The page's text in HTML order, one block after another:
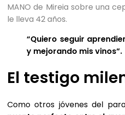
MANO de Mireia sobre una
le lleva 42 años.
“Quiero seguir
y mejorando mis vinos”.
El testigo
Como otros jóvenes del